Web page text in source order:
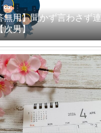
無用】聞かず言わさず
次男】